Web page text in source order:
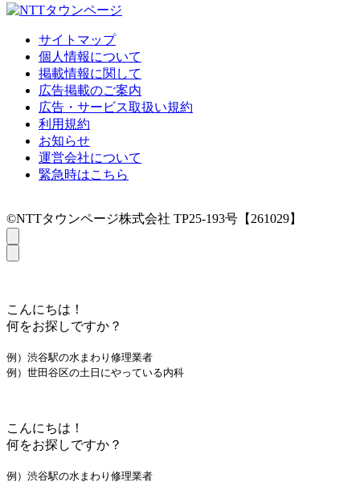
サイトマップ
個人情報について
掲載情報に関して
広告掲載のご案内
広告・サービス取扱い規約
利用規約
お知らせ
運営会社について
緊急時はこちら
©NTTタウンページ株式会社 TP25-193号【261029】
こんにちは！
何をお探しですか？
例）渋谷駅の水まわり修理業者
例）世田谷区の土日にやっている内科
こんにちは！
何をお探しですか？
例）渋谷駅の水まわり修理業者